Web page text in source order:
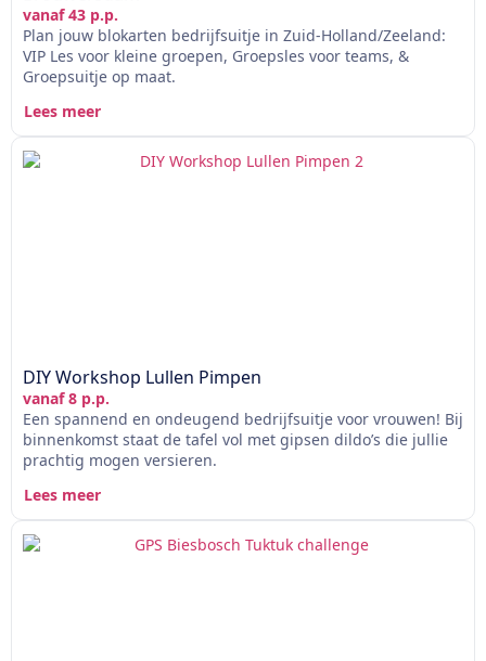
vanaf 43 p.p.
Plan jouw blokarten bedrijfsuitje in Zuid-Holland/Zeeland:
VIP Les voor kleine groepen, Groepsles voor teams, &
Groepsuitje op maat.
Lees meer
DIY Workshop Lullen Pimpen
vanaf 8 p.p.
Een spannend en ondeugend bedrijfsuitje voor vrouwen! Bij
binnenkomst staat de tafel vol met gipsen dildo’s die jullie
prachtig mogen versieren.
Lees meer